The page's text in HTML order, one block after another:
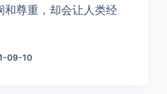
尊重，却会让人类经
09-10